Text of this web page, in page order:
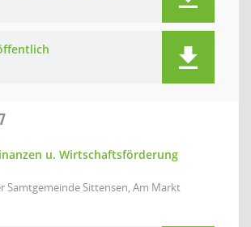
u. Wirtschaftsförderung
Samtgemeinde Sittensen, Am Markt